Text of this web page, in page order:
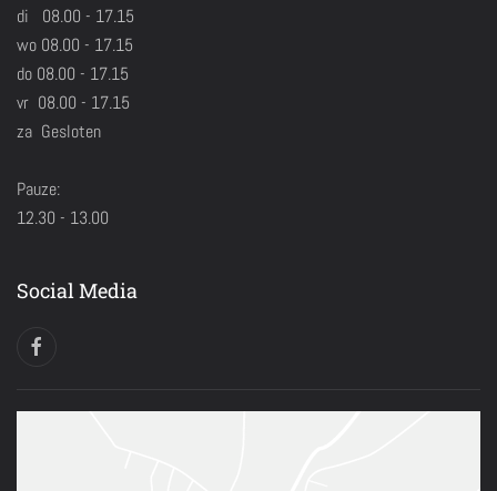
di 08.00 - 17.15
wo 08.00 - 17.15
do 08.00 - 17.15
vr 08.00 - 17.15
za Gesloten
Pauze:
12.30 - 13.00
Social Media